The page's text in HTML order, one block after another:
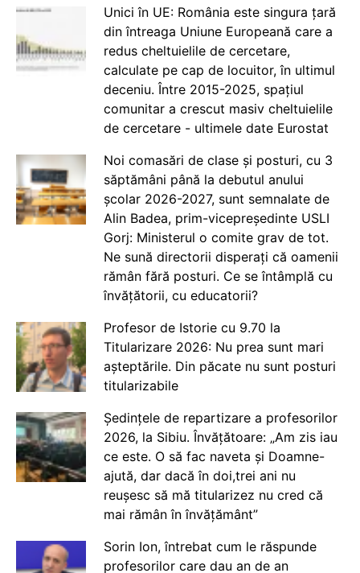
Unici în UE: România este singura țară
din întreaga Uniune Europeană care a
redus cheltuielile de cercetare,
calculate pe cap de locuitor, în ultimul
deceniu. Între 2015-2025, spațiul
comunitar a crescut masiv cheltuielile
de cercetare - ultimele date Eurostat
Noi comasări de clase și posturi, cu 3
săptămâni până la debutul anului
școlar 2026-2027, sunt semnalate de
Alin Badea, prim-vicepreședinte USLI
Gorj: Ministerul o comite grav de tot.
Ne sună directorii disperați că oamenii
rămân fără posturi. Ce se întâmplă cu
învățătorii, cu educatorii?
Profesor de Istorie cu 9.70 la
Titularizare 2026: Nu prea sunt mari
așteptările. Din păcate nu sunt posturi
titularizabile
Ședințele de repartizare a profesorilor
2026, la Sibiu. Învățătoare: „Am zis iau
ce este. O să fac naveta și Doamne-
ajută, dar dacă în doi,trei ani nu
reușesc să mă titularizez nu cred că
mai rămân în învățământ”
Sorin Ion, întrebat cum le răspunde
profesorilor care dau an de an